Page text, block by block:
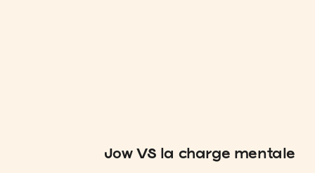
Jow VS la charge mentale